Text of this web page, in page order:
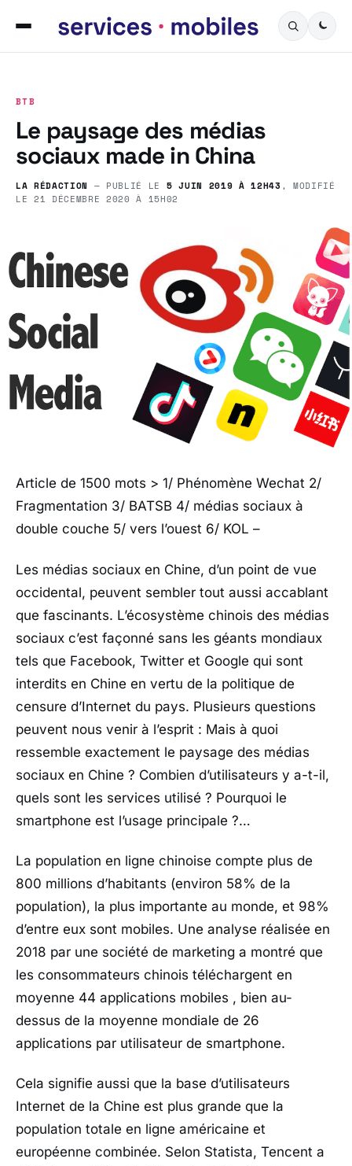
BTB
Le paysage des médias
sociaux made in China
LA RÉDACTION — PUBLIÉ LE 5 JUIN 2019 À 12H43 , MODIFIÉ
LE21 DÉCEMBRE 2020 À 15H02
Article de 1500 mots > 1/ Phénomène Wechat 2/
Fragmentation 3/ BATSB 4/ médias sociaux à
double couche 5/ vers l’ouest 6/ KOL –
Les médias sociaux en Chine, d’un point de vue
occidental, peuvent sembler tout aussi accablant
que fascinants. L’écosystème chinois des médias
sociaux c’est façonné sans les géants mondiaux
tels que Facebook, Twitter et Google qui sont
interdits en Chine en vertu de la politique de
censure d’Internet du pays. Plusieurs questions
peuvent nous venir à l’esprit : Mais à quoi
ressemble exactement le paysage des médias
sociaux en Chine ? Combien d’utilisateurs y a-t-il,
quels sont les services utilisé ? Pourquoi le
smartphone est l’usage principale ?…
La population en ligne chinoise compte plus de
800 millions d’habitants (environ 58% de la
population), la plus importante au monde, et 98%
d’entre eux sont mobiles. Une analyse réalisée en
2018 par une société de marketing a montré que
les consommateurs chinois téléchargent en
moyenne 44 applications mobiles , bien au-
dessus de la moyenne mondiale de 26
applications par utilisateur de smartphone.
Cela signifie aussi que la base d’utilisateurs
Internet de la Chine est plus grande que la
population totale en ligne américaine et
européenne combinée. Selon Statista, Tencent a